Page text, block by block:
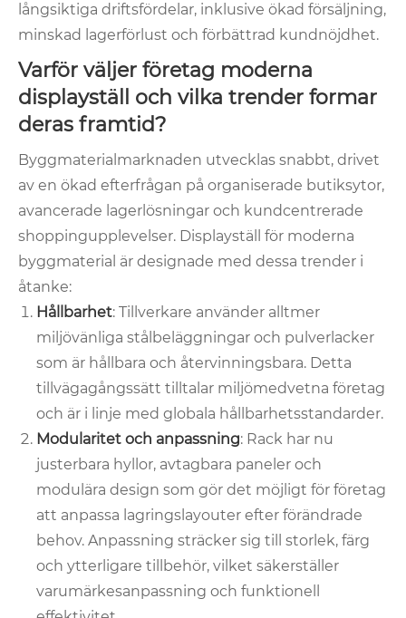
långsiktiga driftsfördelar, inklusive ökad försäljning,
minskad lagerförlust och förbättrad kundnöjdhet.
Varför väljer företag moderna
displayställ och vilka trender formar
deras framtid?
Byggmaterialmarknaden utvecklas snabbt, drivet
av en ökad efterfrågan på organiserade butiksytor,
avancerade lagerlösningar och kundcentrerade
shoppingupplevelser. Displayställ för moderna
byggmaterial är designade med dessa trender i
åtanke:
Hållbarhet: Tillverkare använder alltmer
miljövänliga stålbeläggningar och pulverlacker
som är hållbara och återvinningsbara. Detta
tillvägagångssätt tilltalar miljömedvetna företag
och är i linje med globala hållbarhetsstandarder.
Modularitet och anpassning: Rack har nu
justerbara hyllor, avtagbara paneler och
modulära design som gör det möjligt för företag
att anpassa lagringslayouter efter förändrade
behov. Anpassning sträcker sig till storlek, färg
och ytterligare tillbehör, vilket säkerställer
varumärkesanpassning och funktionell